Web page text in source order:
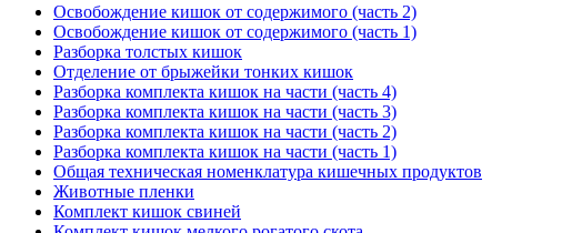
Освобождение кишок от содержимого (часть 2)
Освобождение кишок от содержимого (часть 1)
Разборка толстых кишок
Отделение от брыжейки тонких кишок
Разборка комплекта кишок на части (часть 4)
Разборка комплекта кишок на части (часть 3)
Разборка комплекта кишок на части (часть 2)
Разборка комплекта кишок на части (часть 1)
Общая техническая номенклатура кишечных продуктов
Животные пленки
Комплект кишок свиней